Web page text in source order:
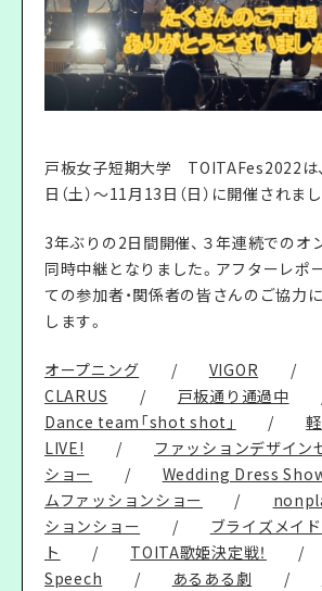
戸板女子短期大学 TOITAFes2022は
日（土）〜11月13日（日）に開催されまし
3年ぶりの2日間開催、３年連続での
同時中継となりました。アフターレポ
ての参加者・関係者の皆さんのご協力
します。
オープニング / VIGOR /
CLARUS / 戸板通り通過中
Dance team「shot shot」
/
LIVE! / ファッションデザイン
ショー
/ Wedding Dress
ムファッションショー /
ションショー / ブライズメイ
ト
/ TOITA歌姫決定戦！
Speech / あるある劇 /